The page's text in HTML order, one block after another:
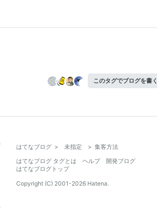
このタグでブログを書く
はてなブログ > 未指定 > 集客方法
はてなブログ タグとは
ヘルプ
開発ブログ
はてなブログトップ
Copyright (C) 2001-2026 Hatena.